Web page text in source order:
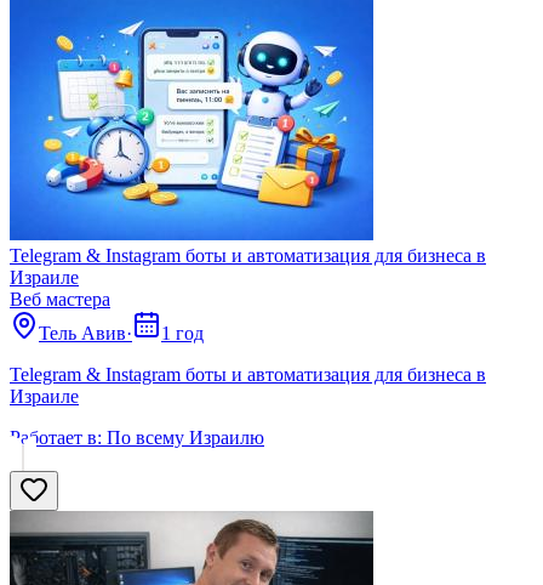
Telegram & Instagram боты и автоматизация для бизнеса в
Израиле
Веб мастера
Тель Авив·
1 год
Telegram & Instagram боты и автоматизация для бизнеса в
Израиле
Работает в: По всему Израилю